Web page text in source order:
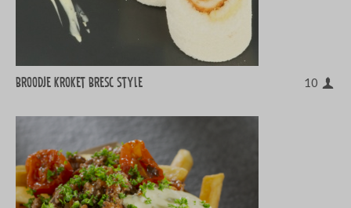
Broodje kroket Bresc style 10